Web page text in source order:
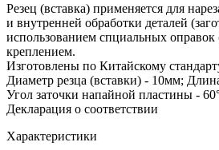
Резец (вставка) применяется для
и внутренней обработки деталей
использованием спциальных
креплением.
Изготовлены по Китайскому
Диаметр резца (вставки) - 10мм;
Угол заточки напайной пластины -
Декларация о соответствии
Характеристики